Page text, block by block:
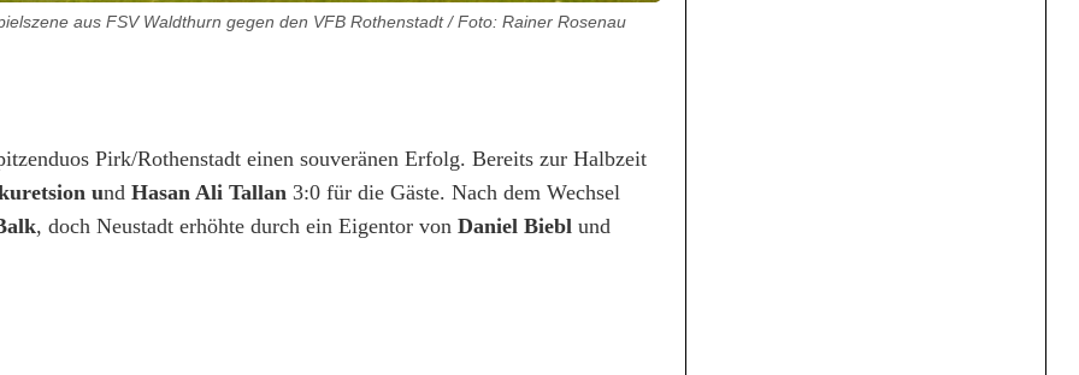
aus FSV Waldthurn gegen den VFB Rothenstadt / Foto: Rainer Rosenau
Pirk/Rothenstadt einen souveränen Erfolg. Bereits zur Halbzeit
und Hasan Ali Tallan 3:0 für die Gäste. Nach dem Wechsel
, doch Neustadt erhöhte durch ein Eigentor von Daniel Biebl und